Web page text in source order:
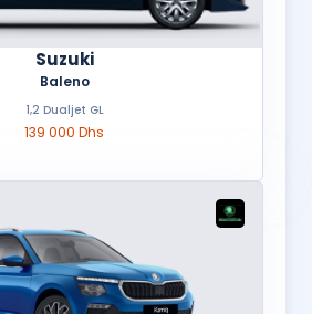
Suzuki
Baleno
1,2 Dualjet GL
139 000 Dhs